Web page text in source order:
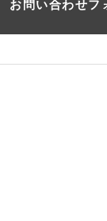
お問い合わせフ